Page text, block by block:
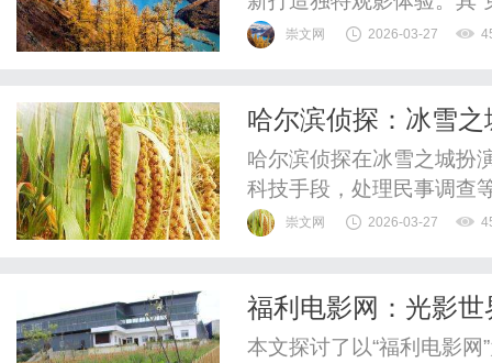
产业多元化发展，正成为
崇文网 2026-03-27
哈尔滨侦探：冰雪
哈尔滨侦探在冰雪之城扮
科技手段，处理民事调查
与社会的重要纽带，默默
崇文网 2026-03-27
福利电影网：光影
本文探讨了以“福利电影